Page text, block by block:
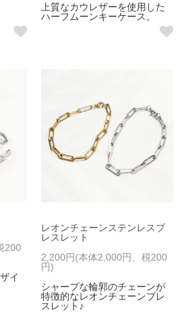
上質なカウレザーを使用した
ハーフムーンキーケース。
200
イ
レオンチェーンステンレスブ
レスレット
2,200円(本体2,000円、税200
円)
シャープな輪郭のチェーンが
特徴的なレオンチェーンブレ
スレット♪